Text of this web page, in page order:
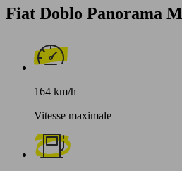
Fiat Doblo Panorama
164 km/h
Vitesse maximale